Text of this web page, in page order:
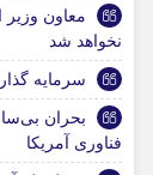
معاون وزیر
نخواهد شد
سرمایه‌
بحران
فناوری آمریکا